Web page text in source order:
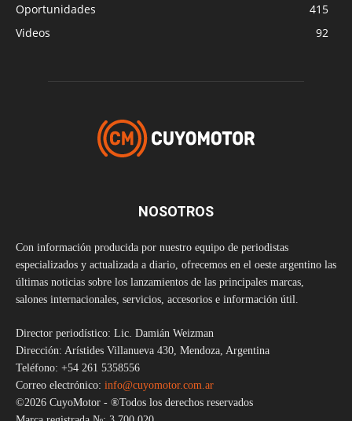
Oportunidades
415
Videos
92
NOSOTROS
Con información producida por nuestro equipo de periodistas
especializados y actualizada a diario, ofrecemos en el oeste argentino las
últimas noticias sobre los lanzamientos de las principales marcas,
salones internacionales, servicios, accesorios e información útil.
Director periodístico: Lic. Damián Weizman
Dirección: Arístides Villanueva 430, Mendoza, Argentina
Teléfono: +54 261 5358556
Correo electrónico: info@cuyomotor.com.ar
©2026 CuyoMotor - ®Todos los derechos reservados